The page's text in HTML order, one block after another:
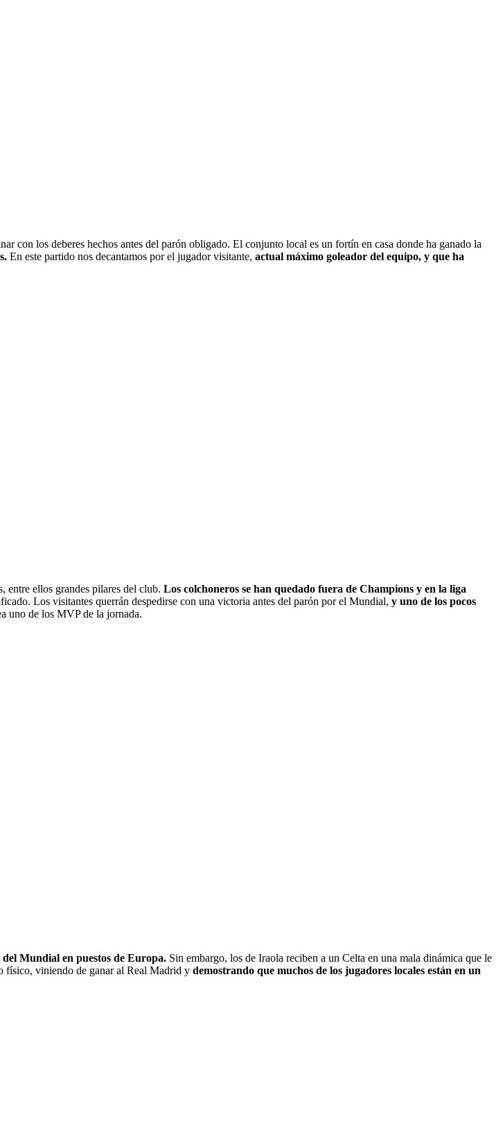
con los deberes hechos antes del parón obligado. El conjunto local es un fortín en casa donde ha ganado la
En este partido nos decantamos por el jugador visitante, actual máximo goleador del equipo, y que ha
entre ellos grandes pilares del club. Los colchoneros se han quedado fuera de Champions y en la liga
Los visitantes querrán despedirse con una victoria antes del parón por el Mundial, y uno de los pocos
uno de los MVP de la jornada.
del Mundial en puestos de Europa. Sin embargo, los de Iraola reciben a un Celta en una mala dinámica que le
físico, viniendo de ganar al Real Madrid y demostrando que muchos de los jugadores locales están en un